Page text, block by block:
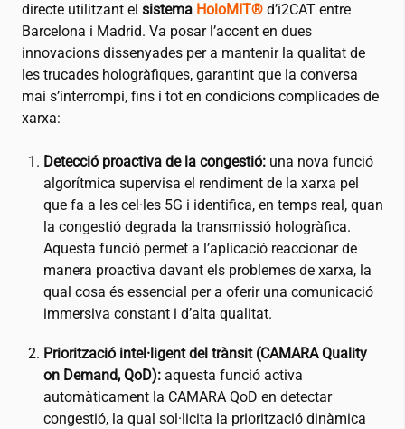
directe utilitzant el sistema HoloMIT® d’i2CAT entre
Barcelona i Madrid. Va posar l’accent en dues
innovacions dissenyades per a mantenir la qualitat de
les trucades hologràfiques, garantint que la conversa
mai s’interrompi, fins i tot en condicions complicades de
xarxa:
Detecció proactiva de la congestió: una nova funció
algorítmica supervisa el rendiment de la xarxa pel
que fa a les cel·les 5G i identifica, en temps real, quan
la congestió degrada la transmissió hologràfica.
Aquesta funció permet a l’aplicació reaccionar de
manera proactiva davant els problemes de xarxa, la
qual cosa és essencial per a oferir una comunicació
immersiva constant i d’alta qualitat.
Priorització intel·ligent del trànsit (CAMARA Quality
on Demand, QoD): aquesta funció activa
automàticament la CAMARA QoD en detectar
congestió, la qual sol·licita la priorització dinàmica